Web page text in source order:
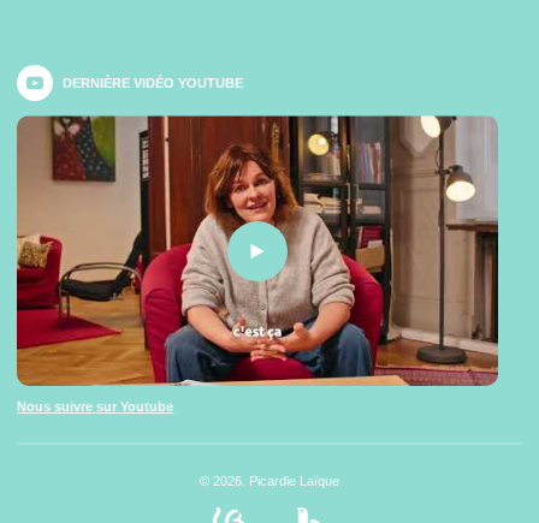
DERNIÈRE VIDÉO YOUTUBE
Nous suivre sur Youtube
© 2026. Picardie Laïque